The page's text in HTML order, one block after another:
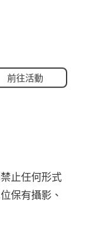
前往活動
止任何形式
保有攝影、